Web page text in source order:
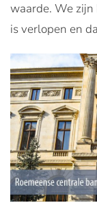
waarde. We
is verlopen en